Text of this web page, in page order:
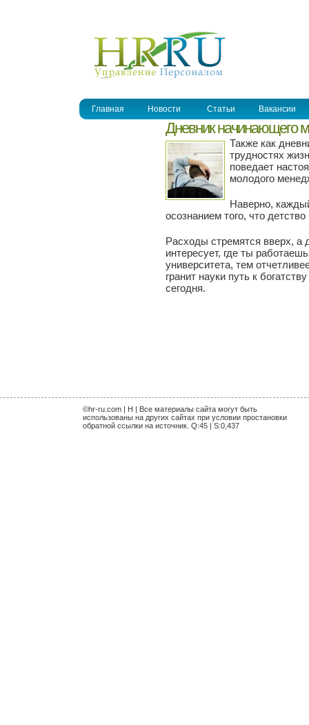
Главная Новости Статьи Вакансии
Дневник начинающего
Также как
трудностях
поведает
молодого
Наверно,
осознанием того, что
Расходы стремятся вверх,
интересует, где ты
университета, тем
гранит науки путь к
сегодня.
©hr-ru.com | H | Все материалы сайта могут быть
использованы на других сайтах при условии простановки
обратной ссылки на источник. Q:45 | S:0,437